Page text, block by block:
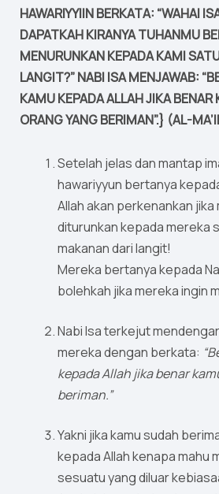
HAWARIYYIIN BERKATA: “WAHAI
DAPATKAH KIRANYA TUHANMU
MENURUNKAN KEPADA KAMI
LANGIT?” NABI ISA MENJAWAB:
KAMU KEPADA ALLAH JIKA
ORANG YANG BERIMAN”.} (AL-
Setelah jelas dan mantap
hawariyyun bertanya
Allah akan perkenankan
diturunkan kepada mereka
makanan dari langit!
Mereka bertanya kepada
bolehkah jika mereka ingin
Nabi Isa terkejut
mereka dengan berkata:
kepada Allah jika benar
beriman.”
Yakni jika kamu sudah
kepada Allah kenapa mahu
sesuatu yang diluar